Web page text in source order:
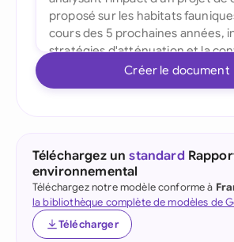
Créer le document
Téléchargez unstandard
environnemental
Téléchargez notre modèle conforme à
la bibliothèque complète de modèles de
Télécharger